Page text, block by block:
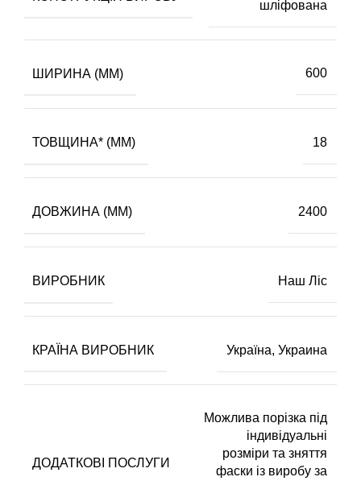
шліфована
ШИРИНА (ММ) 600
ТОВЩИНА* (ММ) 18
ДОВЖИНА (ММ) 2400
ВИРОБНИК Наш Ліс
КРАЇНА ВИРОБНИК Україна, Украина
ДОДАТКОВІ ПОСЛУГИ
Можлива порізка під
індивідуальні
розміри та зняття
фаски із виробу за